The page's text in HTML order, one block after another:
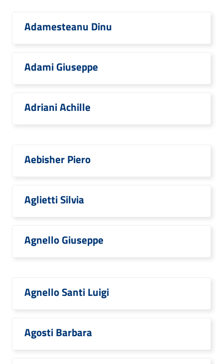
Adamesteanu Dinu
Adami Giuseppe
Adriani Achille
Aebisher Piero
Aglietti Silvia
Agnello Giuseppe
Agnello Santi Luigi
Agosti Barbara